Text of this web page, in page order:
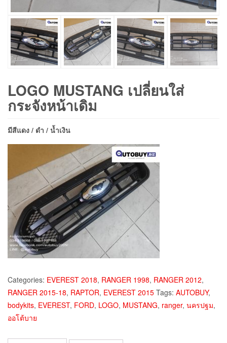
LOGO MUSTANG เปลี่ยนใส่
กระจังหน้าเดิม
มีสีแดง / ดำ / น้ำเงิน
Categories: EVEREST 2018, RANGER 1998, RANGER 2012,
RANGER 2015-18, RAPTOR, EVEREST 2015 Tags: AUTOBUY,
bodykits, EVEREST, FORD, LOGO, MUSTANG, ranger, นครปฐม,
ออโต้บาย